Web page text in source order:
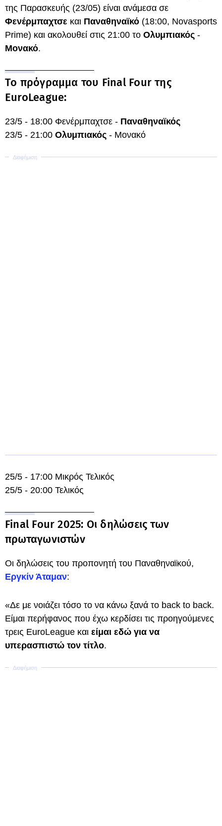
της Παρασκευής (23/05) είναι ανάμεσα σε
Φενέρμπαχτσε και Παναθηναϊκό (18:00, Novasports
Prime) και ακολουθεί στις 21:00 το Ολυμπιακός -
Μονακό.
Το πρόγραμμα του Final Four της
EuroLeague:
23/5 - 18:00 Φενέρμπαχτσε - Παναθηναϊκός
23/5 - 21:00 Ολυμπιακός - Μονακό
25/5 - 17:00 Μικρός Τελικός
25/5 - 20:00 Τελικός
Final Four 2025: Οι δηλώσεις των
πρωταγωνιστών
Οι δηλώσεις του προπονητή του Παναθηναϊκού,
Εργκίν Άταμαν:
«Δε με νοιάζει τόσο το να κάνω ξανά το back to back.
Είμαι περήφανος που έχω κερδίσει τις προηγούμενες
τρεις EuroLeague και είμαι εδώ για να
υπερασπιστώ τον τίτλο.